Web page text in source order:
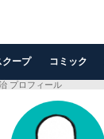
クープ コミック
プロフィール